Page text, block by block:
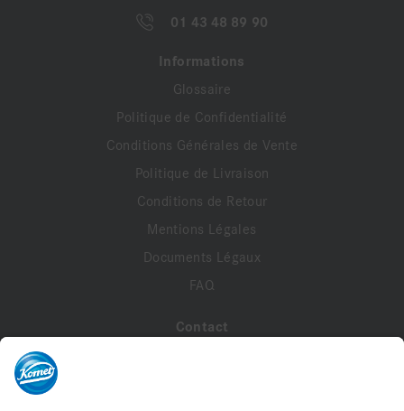
01 43 48 89 90
Informations
Glossaire
Politique de Confidentialité
Conditions Générales de Vente
Politique de Livraison
Conditions de Retour
Mentions Légales
Documents Légaux
FAQ
Contact